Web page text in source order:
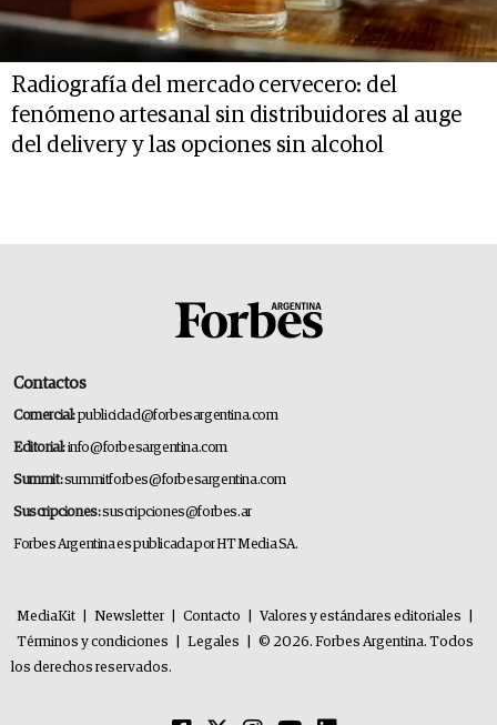
Radiografía del mercado cervecero: del
fenómeno artesanal sin distribuidores al auge
del delivery y las opciones sin alcohol
Contactos
Comercial:publicidad@forbesargentina.com
Editorial:info@forbesargentina.com
Summit:summitforbes@forbesargentina.com
Suscripciones:suscripciones@forbes.ar
Forbes Argentina es publicada por HT Media SA.
MediaKit Newsletter Contacto Valores y estándares editoriales
Términos y condiciones
Legales
© 2026. Forbes Argentina. Todos
los derechos reservados.